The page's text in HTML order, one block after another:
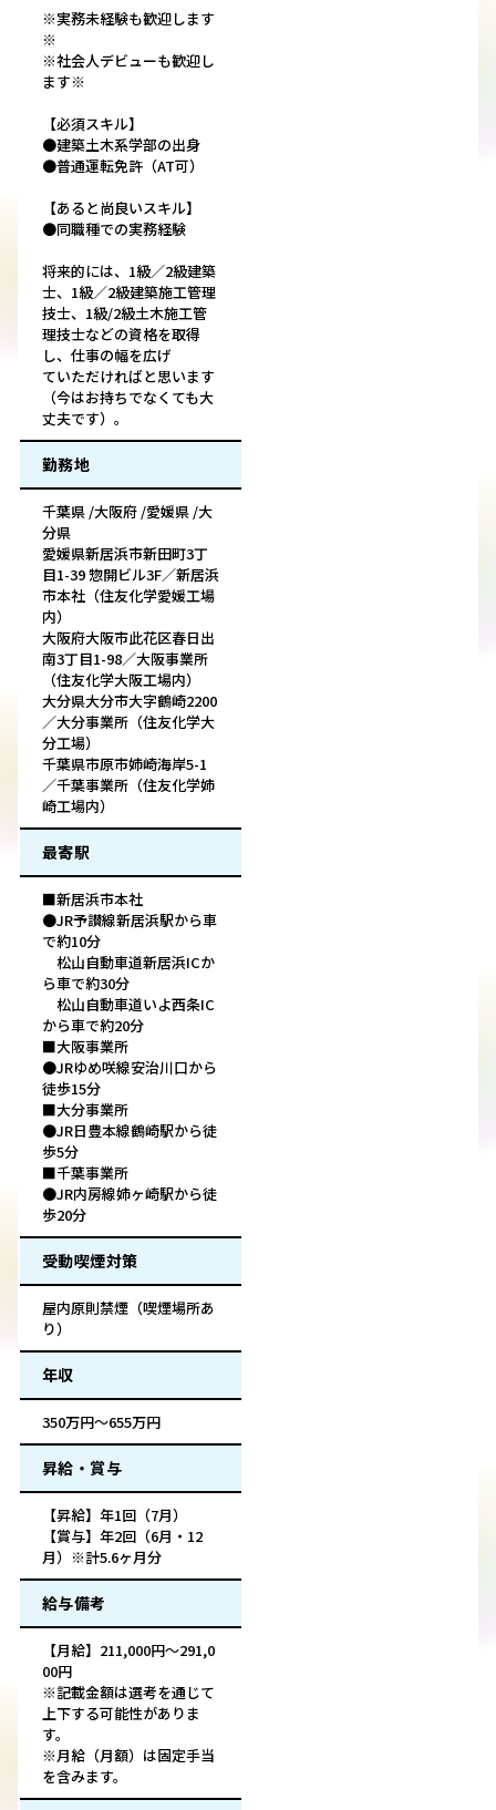
※実務未経験も歓迎します
※
※社会人デビューも歓迎し
ます※
【必須スキル】
●建築土木系学部の出身
●普通運転免許（AT可）
【あると尚良いスキル】
●同職種での実務経験
将来的には、1級／2級建築
⼠、1級／2級建築施工管理
技⼠、1級/2級⼟木施工管
理技⼠などの資格を取得
し、仕事の幅を広げ
ていただければと思います
（今はお持ちでなくても⼤
丈夫です）。
勤務地
千葉県 /大阪府 /愛媛県 /大
分県
愛媛県新居浜市新田町3丁
目1-39 惣開ビル3F／新居浜
市本社（住友化学愛媛工場
内）
大阪府大阪市此花区春日出
南3丁目1-98／大阪事業所
（住友化学大阪工場内）
大分県大分市大字鶴崎2200
／大分事業所（住友化学大
分工場）
千葉県市原市姉崎海岸5-1
／千葉事業所（住友化学姉
崎工場内）
最寄駅
■新居浜市本社
●JR予讃線新居浜駅から車
で約10分
松山自動車道新居浜ICか
ら車で約30分
松山自動車道いよ西条IC
から車で約20分
■大阪事業所
●JRゆめ咲線安治川口から
徒歩15分
■大分事業所
●JR日豊本線鶴崎駅から徒
歩5分
■千葉事業所
●JR内房線姉ヶ崎駅から徒
歩20分
受動喫煙対策
屋内原則禁煙（喫煙場所あ
り）
年収
350万円～655万円
昇給・賞与
【昇給】年1回（7月）
【賞与】年2回（6月・12
月）※計5.6ヶ月分
給与備考
【月給】211,000円～291,0
00円
※記載金額は選考を通じて
上下する可能性がありま
す。
※月給（月額）は固定手当
を含みます。